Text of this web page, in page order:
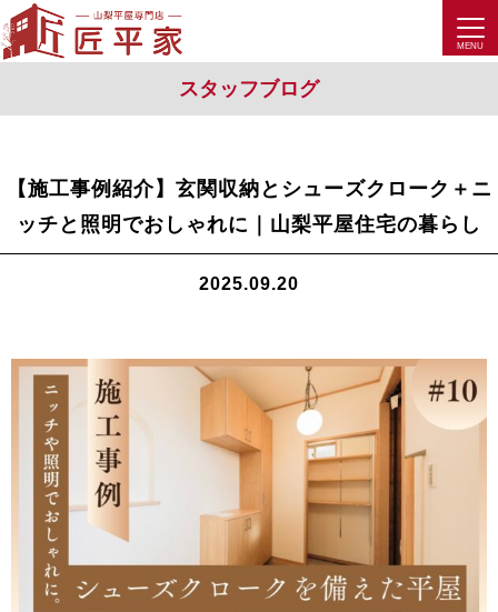
スタッフブログ
【施工事例紹介】玄関収納とシューズクローク＋ニ
ッチと照明でおしゃれに｜山梨平屋住宅の暮らし
2025.09.20